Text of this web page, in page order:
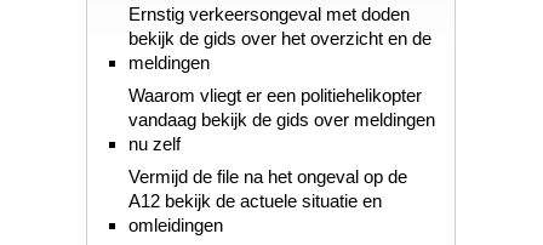
Ernstig verkeersongeval met doden
bekijk de gids over het overzicht en de
meldingen
Waarom vliegt er een politiehelikopter
vandaag bekijk de gids over meldingen
nu zelf
Vermijd de file na het ongeval op de
A12 bekijk de actuele situatie en
omleidingen